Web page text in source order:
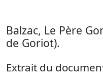
Balzac, Le Père
de Goriot).
Extrait du